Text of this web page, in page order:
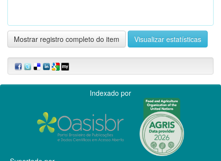
Mostrar registro completo do item Visualizar estatísticas
Indexado por